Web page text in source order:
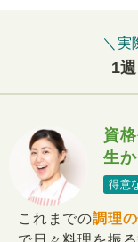
＼実
1
資
生
得意
これまでの調理